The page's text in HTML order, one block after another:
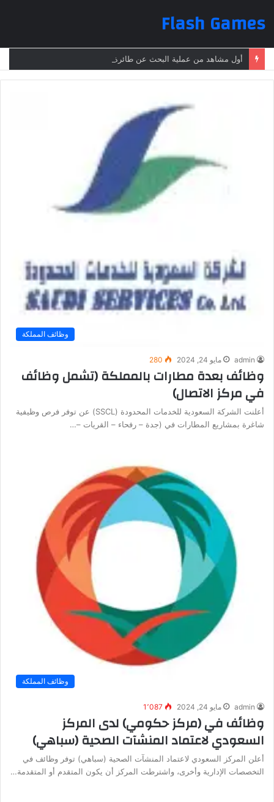
Flash Games
وظائف المملكة
admin مايو 24, 2024 280
وظائف بعدة مطارات بالمملكة (تشمل وظائف
في مركز الاتصال)
أعلنت الشركة السعودية للخدمات المحدودة (SSCL) عن توفر فرص وظيفية
شاغرة بمشاريع المطارات في (جدة – رفحاء – القريات –…
وظائف المملكة
admin مايو 24, 2024 1٬087
وظائف في (مركز حكومي) لدى المركز
السعودي لاعتماد المنشآت الصحية (سباهي)
أعلن المركز السعودي لاعتماد المنشآت الصحية (سباهي) توفر وظائف في
التخصصات الإدارية وأخرى، واشترطت المركز أن يكون المتقدم أو المتقدمة…